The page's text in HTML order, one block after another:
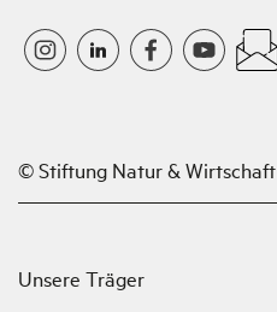
© Stiftung Natur & Wirtschaft
Unsere Träger